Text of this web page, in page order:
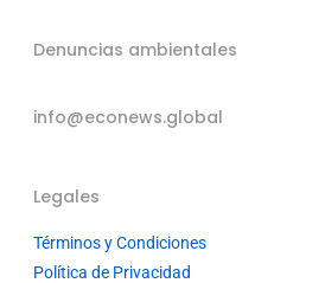
Denuncias ambientales
info@econews.global
Legales
Términos y Condiciones
Política de Privacidad